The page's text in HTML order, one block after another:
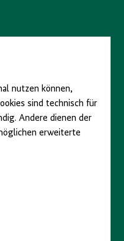
nutzen können,
sind technisch für
Andere dienen der
erweiterte